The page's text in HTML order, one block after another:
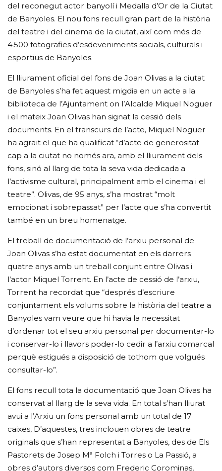
del reconegut actor banyolí i Medalla d’Or de la Ciutat
de Banyoles. El nou fons recull gran part de la història
del teatre i del cinema de la ciutat, així com més de
4.500 fotografies d’esdeveniments socials, culturals i
esportius de Banyoles.
El lliurament oficial del fons de Joan Olivas a la ciutat
de Banyoles s’ha fet aquest migdia en un acte a la
biblioteca de l’Ajuntament on l’Alcalde Miquel Noguer
i el mateix Joan Olivas han signat la cessió dels
documents. En el transcurs de l’acte, Miquel Noguer
ha agraït el que ha qualificat “d’acte de generositat
cap a la ciutat no només ara, amb el lliurament dels
fons, sinó al llarg de tota la seva vida dedicada a
l’activisme cultural, principalment amb el cinema i el
teatre”. Olivas, de 95 anys, s’ha mostrat “molt
emocionat i sobrepassat” per l’acte que s’ha convertit
també en un breu homenatge.
El treball de documentació de l’arxiu personal de
Joan Olivas s’ha estat documentat en els darrers
quatre anys amb un treball conjunt entre Olivas i
l’actor Miquel Torrent. En l’acte de cessió de l’arxiu,
Torrent ha recordat que “després d’escriure
conjuntament els volums sobre la història del teatre a
Banyoles vam veure que hi havia la necessitat
d’ordenar tot el seu arxiu personal per documentar-lo
i conservar-lo i llavors poder-lo cedir a l’arxiu comarcal
perquè estigués a disposició de tothom que volgués
consultar-lo”.
El fons recull tota la documentació que Joan Olivas ha
conservat al llarg de la seva vida. En total s’han lliurat
avui a l’Arxiu un fons personal amb un total de 17
caixes, D’aquestes, tres inclouen obres de teatre
originals que s’han representat a Banyoles, des de Els
Pastorets de Josep Mª Folch i Torres o La Passió, a
obres d’autors diversos com Frederic Corominas,